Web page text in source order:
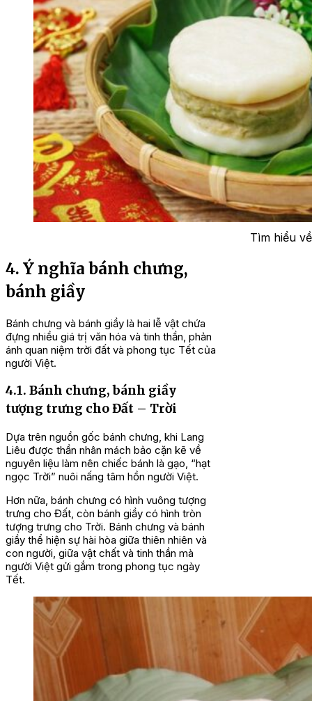
Tìm hiểu
4. Ý nghĩa bánh chưng,
bánh giầy
Bánh chưng và bánh giầy là hai lễ vật chứa
đựng nhiều giá trị văn hóa và tinh thần, phản
ánh quan niệm trời đất và phong tục Tết của
người Việt.
4.1. Bánh chưng, bánh giầy
tượng trưng cho Đất – Trời
Dựa trên nguồn gốc bánh chưng, khi Lang
Liêu được thần nhân mách bảo cặn kẽ về
nguyên liệu làm nên chiếc bánh là gạo, “hạt
ngọc Trời” nuôi nấng tâm hồn người Việt.
Hơn nữa, bánh chưng có hình vuông tượng
trưng cho Đất, còn bánh giầy có hình tròn
tượng trưng cho Trời. Bánh chưng và bánh
giầy thể hiện sự hài hòa giữa thiên nhiên và
con người, giữa vật chất và tinh thần mà
người Việt gửi gắm trong phong tục ngày
Tết.